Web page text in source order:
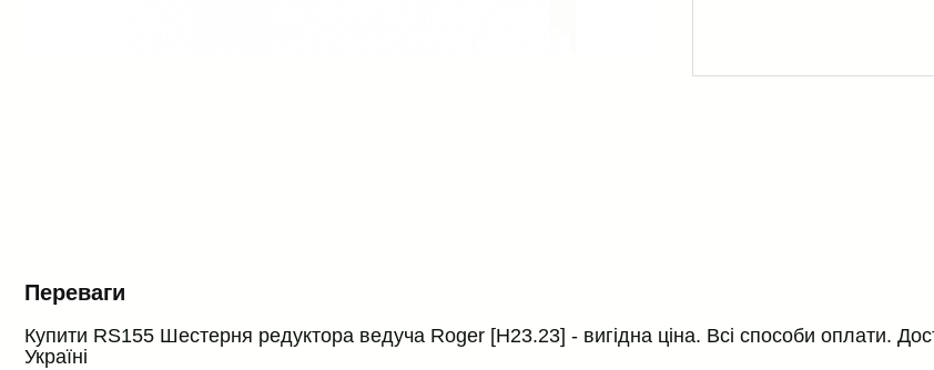
Переваги
Купити RS155 Шестерня редуктора ведуча Roger [H23.23] - вигідна ціна. Всі способи оплати.
Україні